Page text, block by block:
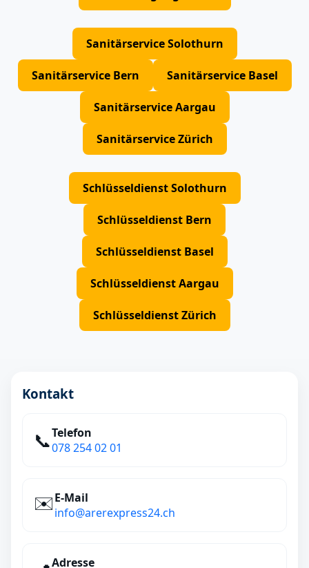
Sanitärservice Solothurn
Sanitärservice Bern Sanitärservice Basel
Sanitärservice Aargau
Sanitärservice Zürich
Schlüsseldienst Solothurn
Schlüsseldienst Bern
Schlüsseldienst Basel
Schlüsseldienst Aargau
Schlüsseldienst Zürich
Kontakt
📞Telefon
078 254 02 01
✉️E‑Mail
info@arerexpress24.ch
Adresse